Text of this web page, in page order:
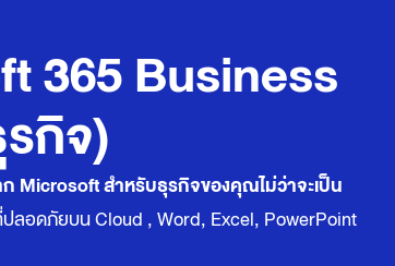
365 Business
กิจ)
Microsoft สำหรับธุรกิจของคุณไม่ว่าจะเป็น
ลอดภัยบน Cloud , Word, Excel, PowerPoint